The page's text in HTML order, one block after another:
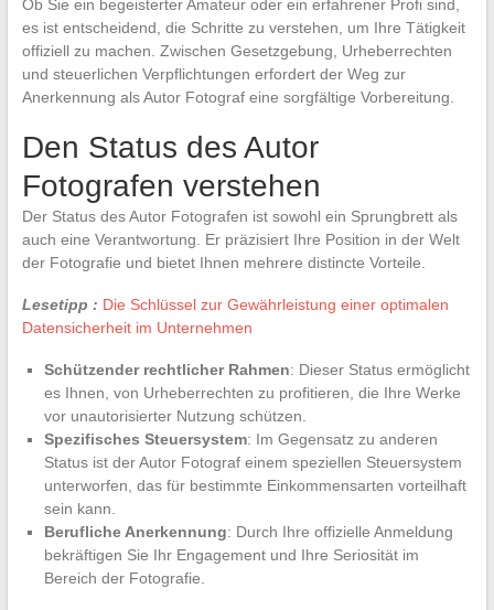
Ob Sie ein begeisterter Amateur oder ein erfahrener Profi sind,
es ist entscheidend, die Schritte zu verstehen, um Ihre Tätigkeit
offiziell zu machen. Zwischen Gesetzgebung, Urheberrechten
und steuerlichen Verpflichtungen erfordert der Weg zur
Anerkennung als Autor Fotograf eine sorgfältige Vorbereitung.
Den Status des Autor
Fotografen verstehen
Der Status des Autor Fotografen ist sowohl ein Sprungbrett als
auch eine Verantwortung. Er präzisiert Ihre Position in der Welt
der Fotografie und bietet Ihnen mehrere distincte Vorteile.
Lesetipp : Die Schlüssel zur Gewährleistung einer optimalen
Datensicherheit im Unternehmen
Schützender rechtlicher Rahmen: Dieser Status ermöglicht
es Ihnen, von Urheberrechten zu profitieren, die Ihre Werke
vor unautorisierter Nutzung schützen.
Spezifisches Steuersystem: Im Gegensatz zu anderen
Status ist der Autor Fotograf einem speziellen Steuersystem
unterworfen, das für bestimmte Einkommensarten vorteilhaft
sein kann.
Berufliche Anerkennung: Durch Ihre offizielle Anmeldung
bekräftigen Sie Ihr Engagement und Ihre Seriosität im
Bereich der Fotografie.